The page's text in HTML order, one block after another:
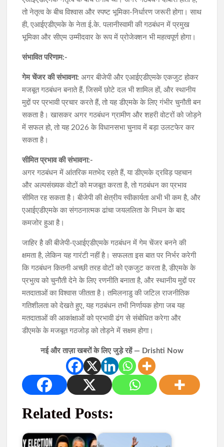
तो नेतृत्व के बीच विश्वास और स्पष्ट भूमिका-निर्धारण जरूरी होगा। साथ
ही, एआईएडीएमके के नेता ई.के. पलानीस्वामी की गठबंधन में प्रमुख
भूमिका और सीएम उम्मीदवार के रूप में प्रोजेक्शन भी महत्वपूर्ण होगा।
संभावित परिणाम:-
गेम चेंजर की संभावना: अगर बीजेपी और एआईएडीएमके एकजुट होकर
मजबूत गठबंधन बनाते हैं, जिसमें छोटे दल भी शामिल हों, और स्थानीय
मुद्दों पर प्रभावी प्रचार करते हैं, तो यह डीएमके के लिए गंभीर चुनौती बन
सकता है। खासकर अगर गठबंधन ग्रामीण और शहरी वोटरों को जोड़ने
में सफल हो, तो यह 2026 के विधानसभा चुनाव में बड़ा उलटफेर कर
सकता है।
सीमित प्रभाव की संभावना:-
अगर गठबंधन में आंतरिक मतभेद रहते हैं, या डीएमके द्रविड़ पहचान
और अल्पसंख्यक वोटों को मजबूत करता है, तो गठबंधन का प्रभाव
सीमित रह सकता है। बीजेपी की क्षेत्रीय स्वीकार्यता अभी भी कम है, और
एआईएडीएमके का संगठनात्मक ढांचा जयललिता के निधन के बाद
कमजोर हुआ है।
जाहिर है की बीजेपी-एआईएडीएमके गठबंधन में गेम चेंजर बनने की
क्षमता है, लेकिन यह गारंटी नहीं है। सफलता इस बात पर निर्भर करेगी
कि गठबंधन कितनी अच्छी तरह वोटों को एकजुट करता है, डीएमके के
प्रभुत्व को चुनौती देने के लिए रणनीति बनाता है, और स्थानीय मुद्दों पर
मतदाताओं का विश्वास जीतता है। तमिलनाडु की जटिल राजनीतिक
गतिशीलता को देखते हुए, यह गठबंधन तभी निर्णायक होगा जब यह
मतदाताओं की आकांक्षाओं को प्रभावी ढंग से संबोधित करेगा और
डीएमके के मजबूत गठजोड़ को तोड़ने में सक्षम होगा।
नई और ताज़ा खबरों के लिए जुड़े रहें — Drishti Now
Related Posts: